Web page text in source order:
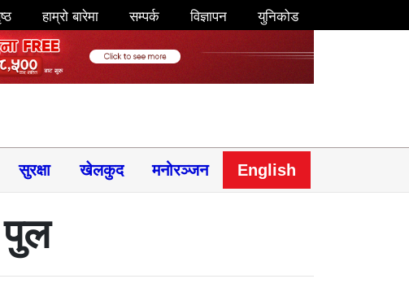
हाम्रो बारेमा सम्पर्क विज्ञापन युनिकोड
सुरक्षा खेलकुद मनोरञ्जन English